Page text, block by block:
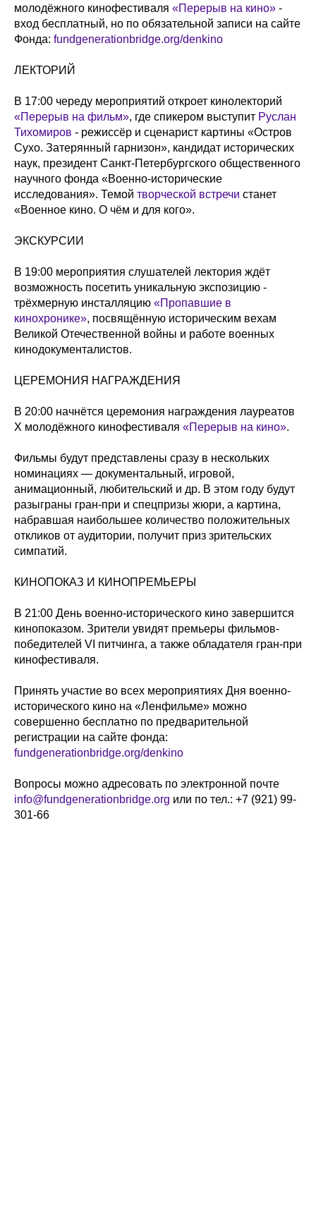
молодёжного кинофестиваля «Перерыв на кино» -
вход бесплатный, но по обязательной записи на сайте
Фонда: fundgenerationbridge.org/denkino
ЛЕКТОРИЙ
В 17:00 череду мероприятий откроет кинолекторий
«Перерыв на фильм», где спикером выступит Руслан
Тихомиров - режиссёр и сценарист картины «Остров
Сухо. Затерянный гарнизон», кандидат исторических
наук, президент Санкт-Петербургского общественного
научного фонда «Военно-исторические
исследования». Темой творческой встречи станет
«Военное кино. О чём и для кого».
ЭКСКУРСИИ
В 19:00 мероприятия слушателей лектория ждёт
возможность посетить уникальную экспозицию -
трёхмерную инсталляцию «Пропавшие в
кинохронике», посвящённую историческим вехам
Великой Отечественной войны и работе военных
кинодокументалистов.
ЦЕРЕМОНИЯ НАГРАЖДЕНИЯ
В 20:00 начнётся церемония награждения лауреатов
X молодёжного кинофестиваля «Перерыв на кино».
Фильмы будут представлены сразу в нескольких
номинациях — документальный, игровой,
анимационный, любительский и др. В этом году будут
разыграны гран-при и спецпризы жюри, а картина,
набравшая наибольшее количество положительных
откликов от аудитории, получит приз зрительских
симпатий.
КИНОПОКАЗ И КИНОПРЕМЬЕРЫ
В 21:00 День военно-исторического кино завершится
кинопоказом. Зрители увидят премьеры фильмов-
победителей VI питчинга, а также обладателя гран-при
кинофестиваля.
Принять участие во всех мероприятиях Дня военно-
исторического кино на «Ленфильме» можно
совершенно бесплатно по предварительной
регистрации на сайте фонда:
fundgenerationbridge.org/denkino
Вопросы можно адресовать по электронной почте
info@fundgenerationbridge.org или по тел.: +7 (921) 99-
301-66